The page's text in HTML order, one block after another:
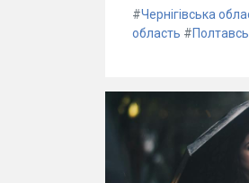
#Чернігівська
область #